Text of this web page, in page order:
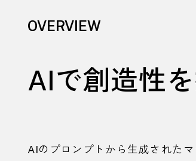
OVERVIEW
AIで創造性
AIのプロンプトから生成された